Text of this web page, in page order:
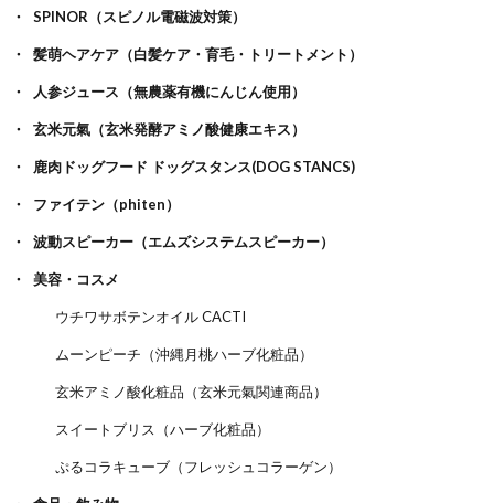
SPINOR（スピノル電磁波対策）
髪萌ヘアケア（白髪ケア・育毛・トリートメント）
人参ジュース（無農薬有機にんじん使用）
玄米元氣（玄米発酵アミノ酸健康エキス）
鹿肉ドッグフード ドッグスタンス(DOG STANCS)
ファイテン（phiten）
波動スピーカー（エムズシステムスピーカー）
美容・コスメ
ウチワサボテンオイル CACTI
ムーンピーチ（沖縄月桃ハーブ化粧品）
玄米アミノ酸化粧品（玄米元氣関連商品）
スイートブリス（ハーブ化粧品）
ぷるコラキューブ（フレッシュコラーゲン）